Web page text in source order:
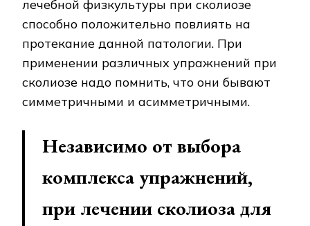
лечебной физкультуры при сколиозе
способно положительно повлиять на
протекание данной патологии. При
применении различных упражнений при
сколиозе надо помнить, что они бывают
симметричными и асимметричными.
Независимо от выбора
комплекса упражнений,
при лечении сколиоза для